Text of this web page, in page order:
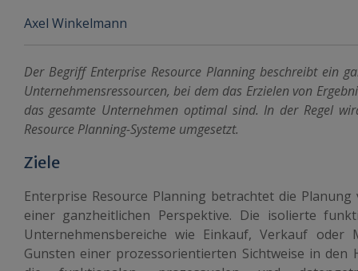
Axel Winkelmann
Der Begriff Enterprise Resource Planning beschreibt ein
Unternehmensressourcen, bei dem das Erzielen von
das gesamte Unternehmen optimal sind. In der Regel
Resource Planning-Systeme umgesetzt.
Ziele
Enterprise Resource Planning betrachtet die
einer ganzheitlichen Perspektive. Die isolierte
Unternehmensbereiche wie Einkauf, Verkauf
Gunsten einer prozessorientierten Sichtweise in